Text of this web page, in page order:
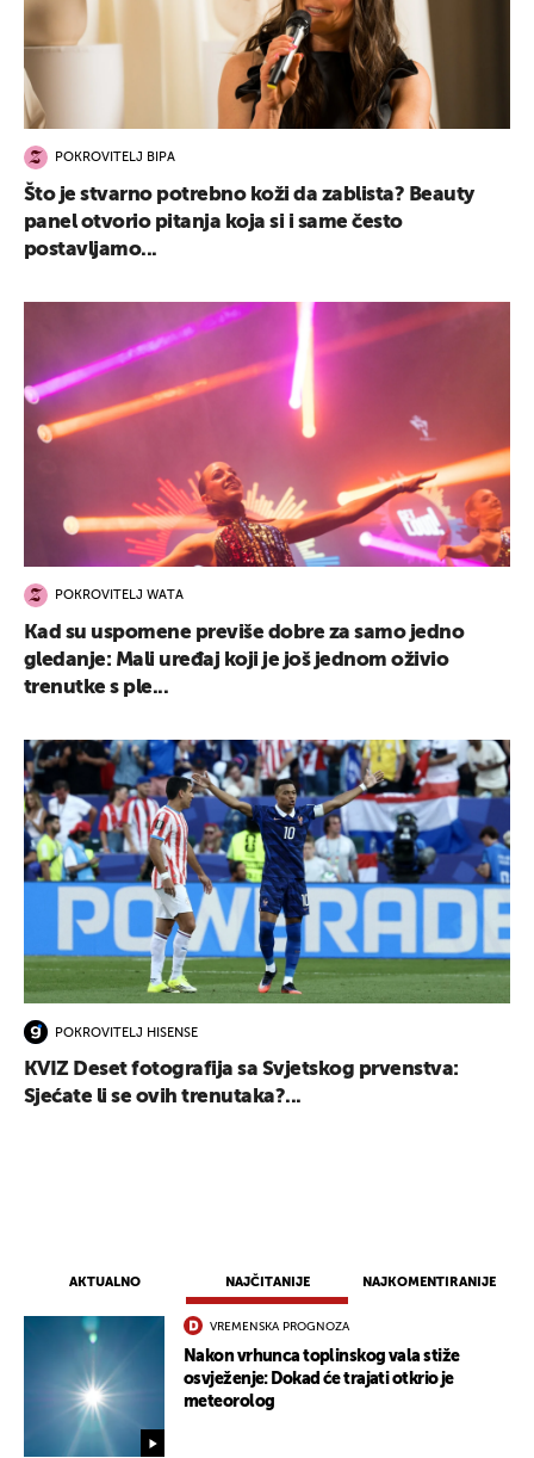
AKTUALNO NAJČITANIJE NAJKOMENTIRANIJE
VREMENSKA PROGNOZA
Nakon vrhunca toplinskog vala stiže
osvježenje: Dokad će trajati otkrio je
meteorolog
POKROVITELJ BIPA
Što je stvarno potrebno koži da zablista? Beauty
panel otvorio pitanja koja si i same često
postavljamo...
POKROVITELJ WATA
Kad su uspomene previše dobre za samo jedno
gledanje: Mali uređaj koji je još jednom oživio
trenutke s ple...
POKROVITELJ HISENSE
KVIZ Deset fotografija sa Svjetskog prvenstva:
Sjećate li se ovih trenutaka?...